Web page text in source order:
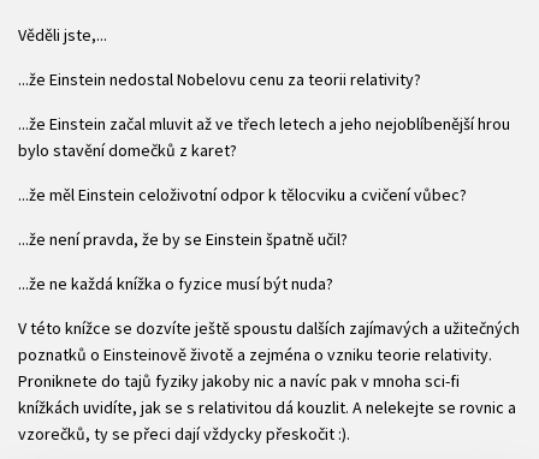
Věděli jste,...
...že Einstein nedostal Nobelovu cenu za teorii relativity?
...že Einstein začal mluvit až ve třech letech a jeho nejoblíbenější hrou
bylo stavění domečků z karet?
...že měl Einstein celoživotní odpor k tělocviku a cvičení vůbec?
...že není pravda, že by se Einstein špatně učil?
...že ne každá knížka o fyzice musí být nuda?
V této knížce se dozvíte ještě spoustu dalších zajímavých a užitečných
poznatků o Einsteinově životě a zejména o vzniku teorie relativity.
Proniknete do tajů fyziky jakoby nic a navíc pak v mnoha sci-fi
knížkách uvidíte, jak se s relativitou dá kouzlit. A nelekejte se rovnic a
vzorečků, ty se přeci dají vždycky přeskočit :).